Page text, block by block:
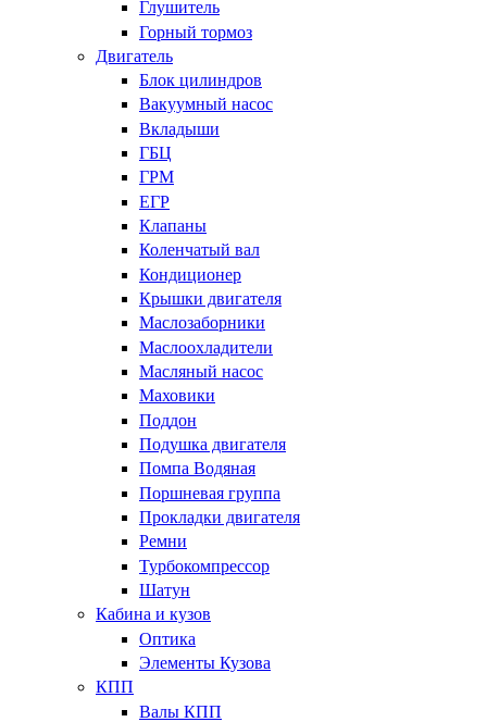
Глушитель
Горный тормоз
Двигатель
Блок цилиндров
Вакуумный насос
Вкладыши
ГБЦ
ГРМ
ЕГР
Клапаны
Коленчатый вал
Кондиционер
Крышки двигателя
Маслозаборники
Маслоохладители
Масляный насос
Маховики
Поддон
Подушка двигателя
Помпа Водяная
Поршневая группа
Прокладки двигателя
Ремни
Турбокомпрессор
Шатун
Кабина и кузов
Оптика
Элементы Кузова
КПП
Валы КПП